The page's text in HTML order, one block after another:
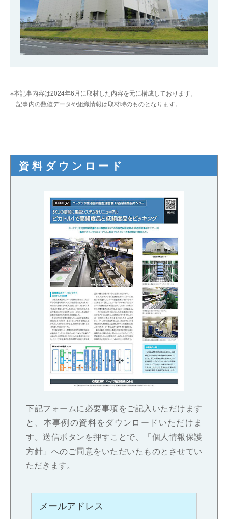
※本記事内容は2024年6月に取材した内容を元に構成しております。
記事内の数値データや組織情報は取材時のものとなります。
資料ダウンロード
下記フォームに必要事項をご記入いただけます
と、本事例の資料をダウンロードいただけま
す。送信ボタンを押すことで、「個人情報保護
方針」へのご同意をいただいたものとさせてい
ただきます。
メールアドレス